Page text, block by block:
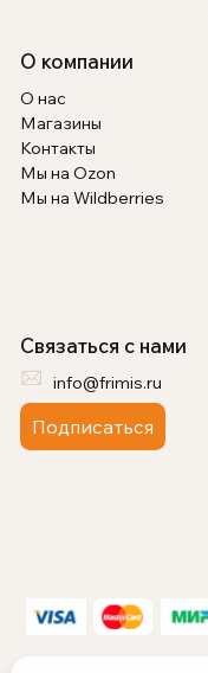
О компании
О нас
Магазины
Контакты
Мы на Ozon
Мы на Wildberries
Связаться с нами
info@frimis.ru
Подписаться